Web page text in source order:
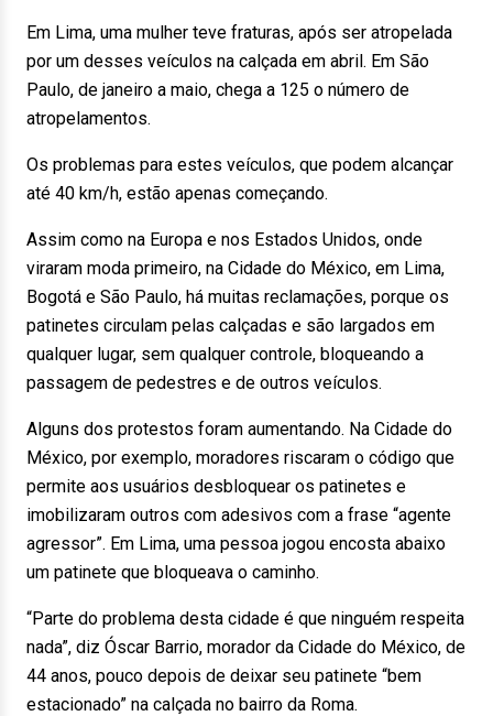
Em Lima, uma mulher teve fraturas, após ser atropelada
por um desses veículos na calçada em abril. Em São
Paulo, de janeiro a maio, chega a 125 o número de
atropelamentos.
Os problemas para estes veículos, que podem alcançar
até 40 km/h, estão apenas começando.
Assim como na Europa e nos Estados Unidos, onde
viraram moda primeiro, na Cidade do México, em Lima,
Bogotá e São Paulo, há muitas reclamações, porque os
patinetes circulam pelas calçadas e são largados em
qualquer lugar, sem qualquer controle, bloqueando a
passagem de pedestres e de outros veículos.
Alguns dos protestos foram aumentando. Na Cidade do
México, por exemplo, moradores riscaram o código que
permite aos usuários desbloquear os patinetes e
imobilizaram outros com adesivos com a frase “agente
agressor”. Em Lima, uma pessoa jogou encosta abaixo
um patinete que bloqueava o caminho.
“Parte do problema desta cidade é que ninguém respeita
nada”, diz Óscar Barrio, morador da Cidade do México, de
44 anos, pouco depois de deixar seu patinete “bem
estacionado” na calçada no bairro da Roma.